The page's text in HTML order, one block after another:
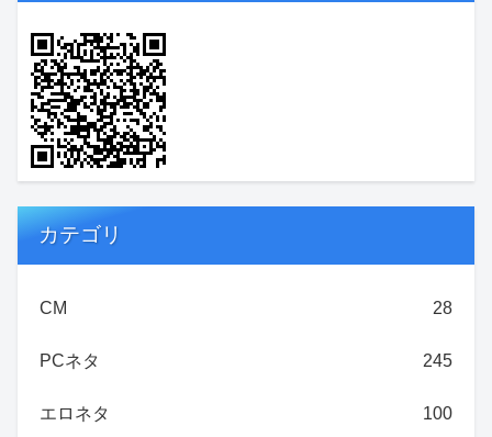
カテゴリ
CM 28
PCネタ 245
エロネタ 100